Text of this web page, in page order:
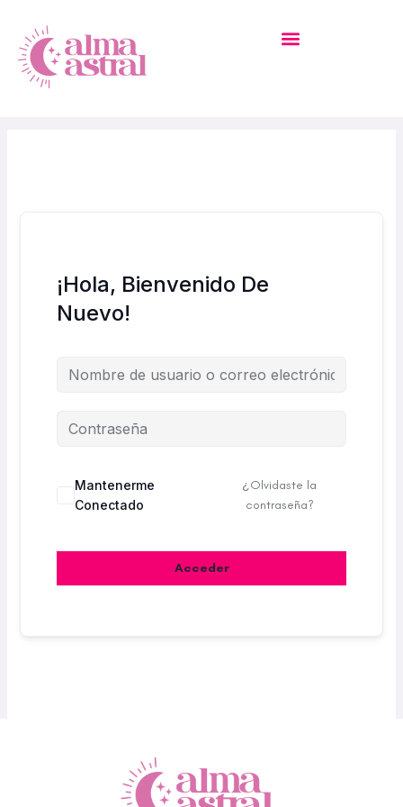
Contenido
¡Hola, Bienvenido De
Nuevo!
Mantenerme
Conectado
¿Olvidaste la
contraseña?
Acceder